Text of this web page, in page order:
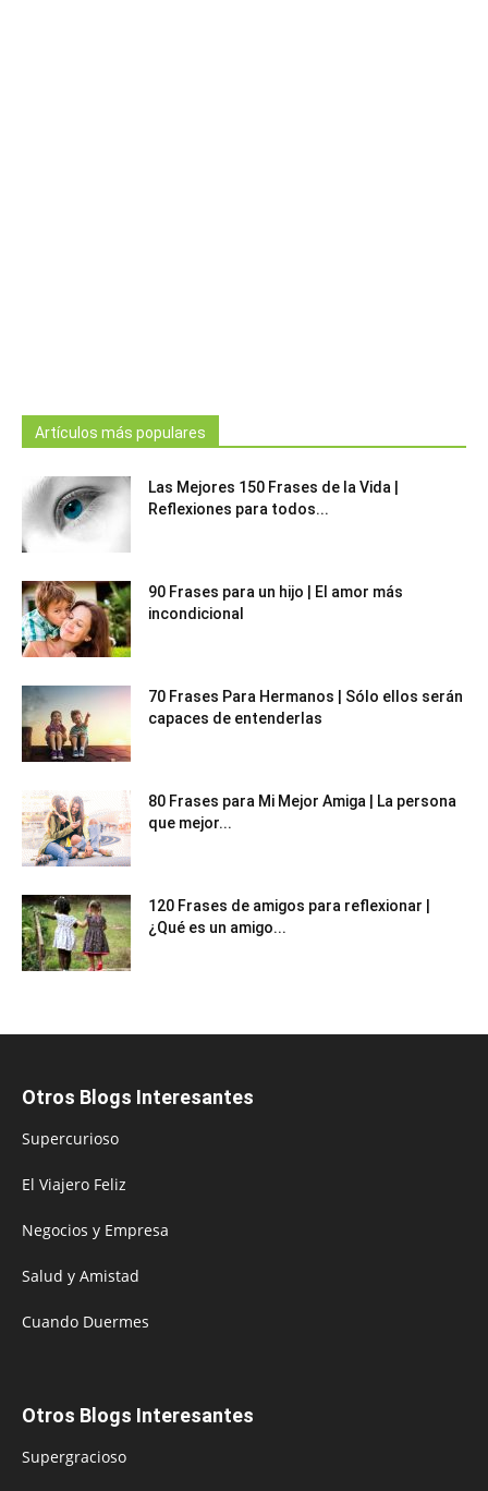
Artículos más populares
Las Mejores 150 Frases de la Vida |
Reflexiones para todos...
90 Frases para un hijo | El amor más
incondicional
70 Frases Para Hermanos | Sólo ellos serán
capaces de entenderlas
80 Frases para Mi Mejor Amiga | La persona
que mejor...
120 Frases de amigos para reflexionar |
¿Qué es un amigo...
Otros Blogs Interesantes
Supercurioso
El Viajero Feliz
Negocios y Empresa
Salud y Amistad
Cuando Duermes
Otros Blogs Interesantes
Supergracioso